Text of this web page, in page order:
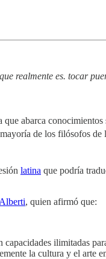
realmente es. tocar
abarca conocimientos
de los filósofos de
latina que podría
, quien afirmó que:
ilimitadas
la cultura y el arte